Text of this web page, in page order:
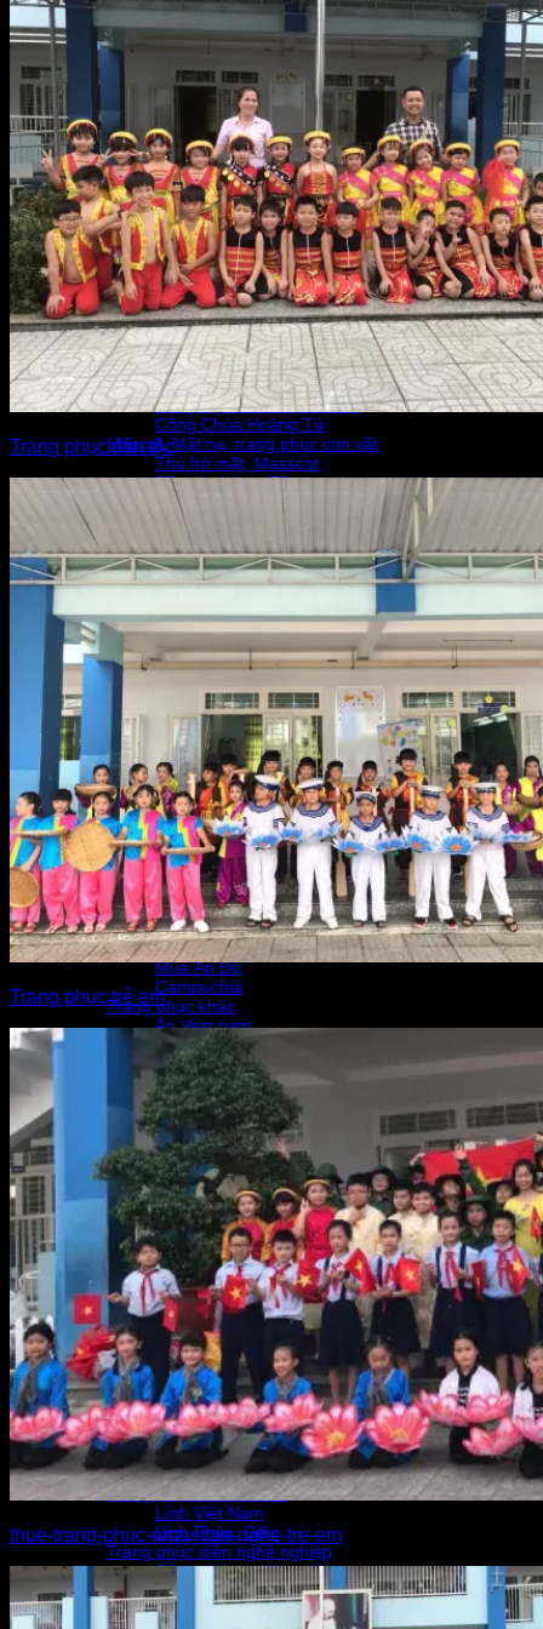
Tứ thân, áo dài the
Yếm váy múa
Áo dài nam nữ
Áo dài cách tân nữ
Áo dài cách tân nam
Áo dài truyền thống
Trang phục cổ trang – Âu Lạc
Tướng – Lính
Âu Lạc, Hùng Vương
Thần Tài, Táo Quân, Vua, Ngọc Hoàng…
Trang phục dân tộc
Tây Bắc – H’Mông
Tây Nguyên
Chăm
Thái
Tày
Dân tộc khác
Hằng Nga- Chú Cuội – Công Chúa
Hằng Nga Tiên nữ
Chú Cuội – Thỏ Ngọc
Hằng Nga chú Cuội trẻ em
Công Chúa Hoàng Tử
Mascot, Mặt nạ, trang phục con vật
Thú hở mặt, Masscot
Đồ múa Lân – Rồng
Trang phục Noel
Nhân Vật Văn Học
Hóa trang mùa Halloween
Đồng phục ngành nghề
Bộ Đội – Hải Quân
Phi Công, Phi Hành Gia, Tài Xế
Bác sĩ, Y tá
Đầu bếp
Nghề Cứu Hỏa, Thợ Điện
Công nhân
Đầm múa, nhảy hiện đại
Đầm múa – Nhảy Đương Đại
Đồng phục học sinh – Flashmob
Khiêu vũ hiện đại & bellydace
Trang phục quân đội
Lính Việt Nam
Lính Pháp – Mỹ – Giặc…
Lính Cứu Hỏa, Thợ Điện
Trang phục các nước
Hàn Quốc
Trung Quốc
Nhật bản
Thái Lan
Múa Ấn Độ
Campuchia
Trang phục khác
Áo Vest nam
🧸 Trang phục trẻ em
Trang phục truyền thống VN
Áo dài
Bà ba, đồng dao
Yếm váy – tứ thân
Hằng Nga – Chú Cuội – Cổ trang
Hằng Nga chú Cuội trẻ em
Đầm váy múa, nhảy hiện đại trẻ em
Đầm váy múa bồng bềnh bé gái
Sơ mi múa bé trai
Nhảy hiện đại, hiphop, khiêu vũ
Đồ múa Ấn Độ – Belly Dance
Aerobic
Trang phục dân tộc
Tây Bắc – H’Mông
Tây Nguyên
Thái
Dân tộc khác
Hóa trang nhân vật – Masscot
Âu Lạc – nhân vật
Thú hở mặt – Mascot trẻ em
Nhân vật cổ tích, hoạt hình
Tướng, Lính xưa
Trang phục Lính trẻ em
Lính Việt Nam
Lính Pháp, Giặc
Trang phục diễn nghề nghiệp
Công nhân – Nông dân
Bác sỉ – Y tá
Phi công – Phi hành gia
Trang phục dân tộc
Trang phục trẻ em
thue-trang-phuc-nhay-van-nghe-tre-em